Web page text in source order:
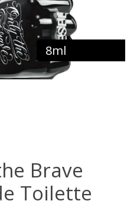
8ml
Brave
Toilette